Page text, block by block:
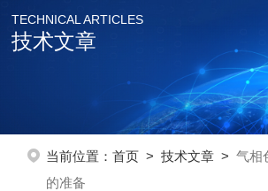
TECHNICAL ARTICLES
技术文章
当前位置： 首页> 技术文章> 气相
的准备